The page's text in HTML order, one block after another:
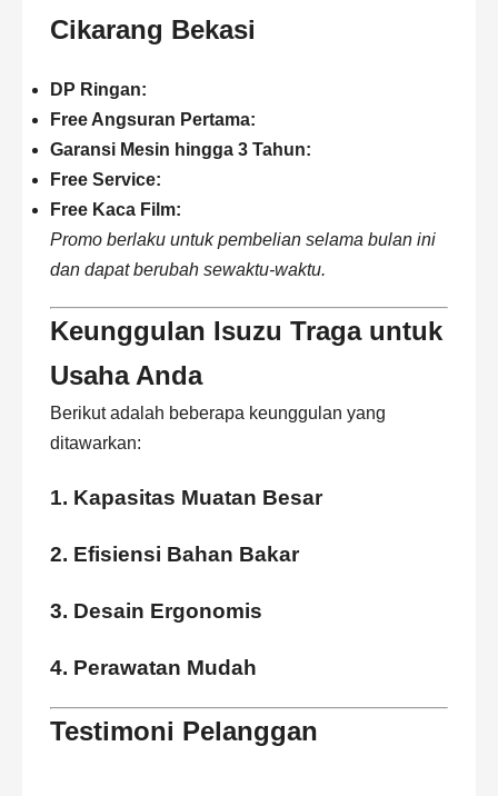
Cikarang Bekasi
DP Ringan:
Free Angsuran Pertama:
Garansi Mesin hingga 3 Tahun:
Free Service:
Free Kaca Film:
Promo berlaku untuk pembelian selama bulan ini
dan dapat berubah sewaktu-waktu.
Keunggulan Isuzu Traga untuk
Usaha Anda
Berikut adalah beberapa keunggulan yang
ditawarkan:
1. Kapasitas Muatan Besar
2. Efisiensi Bahan Bakar
3. Desain Ergonomis
4. Perawatan Mudah
Testimoni Pelanggan